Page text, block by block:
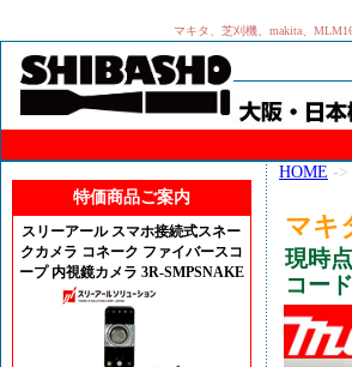
マキタ、芝刈機、makita、
特価商品ご案内
スリーアール スマホ接続式スネー
クカメラ コネーク ファイバースコ
ープ 内視鏡カメラ 3R-SMPSNAKE
HOME ->
マキ
現時
コー